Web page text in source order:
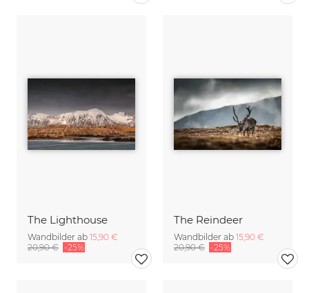
The Lighthouse
Wandbilder ab 15,90 €
20,90 € -25%
The Reindeer
Wandbilder ab 15,90 €
20,90 € -25%